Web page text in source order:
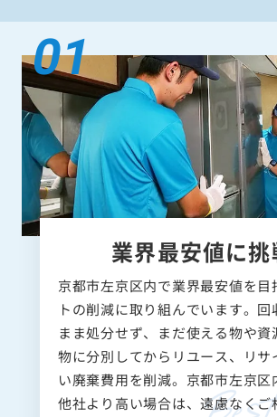
業界最安値に挑
京都市左京区内で業界最安値を目
トの削減に取り組んでいます。回
まま処分せず、まだ使える物や資
物に分別してからリユース、リサ
い廃棄費用を削減。京都市左京区
他社より高い場合は、遠慮なくご